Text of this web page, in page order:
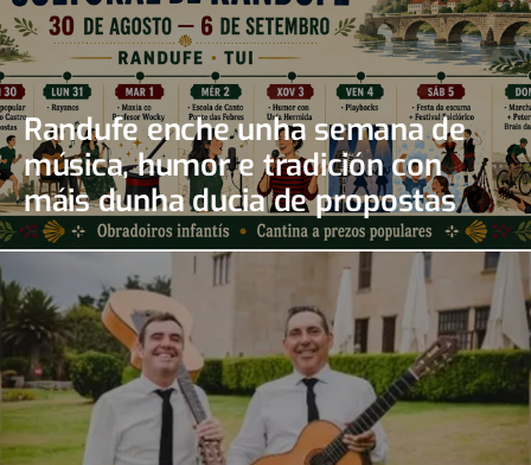
Randufe enche unha semana de
música, humor e tradición con
máis dunha ducia de propostas